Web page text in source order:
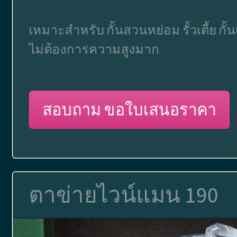
เหมาะสำหรับ กั้นสวนหย่อม รั้วเตี้ย กั้
ไม่ต้องการความสูงมาก
สอบถาม ขอใบเสนอราคา
ตาข่ายไวน์แมน 190